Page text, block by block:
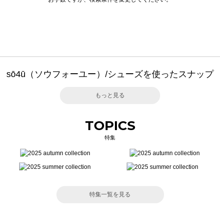
sō4ū（ソウフォーユー）/シューズを使ったスナップ
もっと見る
TOPICS
特集
特集一覧を見る